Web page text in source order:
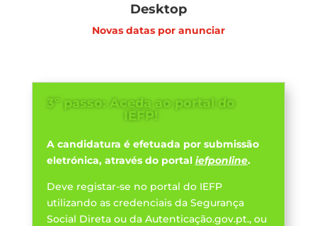
Desktop
Novas datas por anunciar
3º passo: Aceda ao portal do
IEFP!
A candidatura é efetuada por submissão
eletrónica, através do portal iefponline.
Deve registar-se no portal do IEFP
utilizando as credenciais da Segurança
Social Direta ou da Autenticação.gov.pt., ou